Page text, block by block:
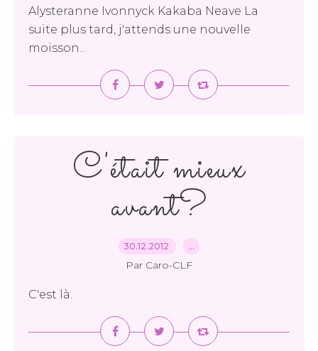
Alysteranne Ivonnyck Kakaba Neave La
suite plus tard, j'attends une nouvelle
moisson...
C'était mieux
avant?
30.12.2012 …
Par Caro-CLF
C'est là.